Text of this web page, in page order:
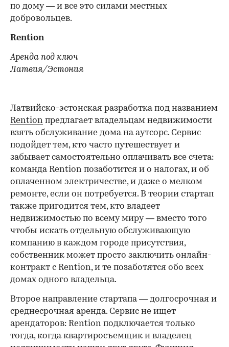
по дому — и все это силами местных
добровольцев.
Rention
Аренда под ключ
Латвия/Эстония
Латвийско-эстонская разработка под названием
Rention предлагает владельцам недвижимости
взять обслуживание дома на аутсорс. Сервис
подойдет тем, кто часто путешествует и
забывает самостоятельно оплачивать все счета:
команда Rention позаботится и о налогах, и об
оплаченном электричестве, и даже о мелком
ремонте, если он потребуется. В теории стартап
также пригодится тем, кто владеет
недвижимостью по всему миру — вместо того
чтобы искать отдельную обслуживающую
компанию в каждом городе присутствия,
собственник может просто заключить онлайн-
контракт с Rention, и те позаботятся обо всех
домах одного владельца.
Второе направление стартапа — долгосрочная и
среднесрочная аренда. Сервис не ищет
арендаторов: Rention подключается только
тогда, когда квартиросъемщик и владелец